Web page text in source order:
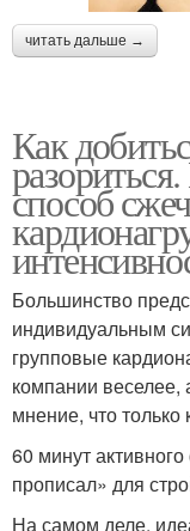
читать дальше →
Как
способ
Большинство
индивидуальным
групповые
компании веселее,
мнение, что только
60 минут
прописал» для
На самом деле,